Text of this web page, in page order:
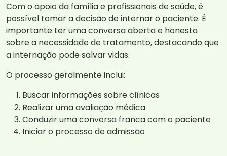
Com o apoio da família e profissionais de saúde, é
possível tomar a decisão de internar o paciente. É
importante ter uma conversa aberta e honesta
sobre a necessidade de tratamento, destacando que
a internação pode salvar vidas.
O processo geralmente inclui:
Buscar informações sobre clínicas
Realizar uma avaliação médica
Conduzir uma conversa franca com o paciente
Iniciar o processo de admissão